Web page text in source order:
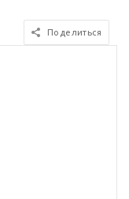
Поделиться